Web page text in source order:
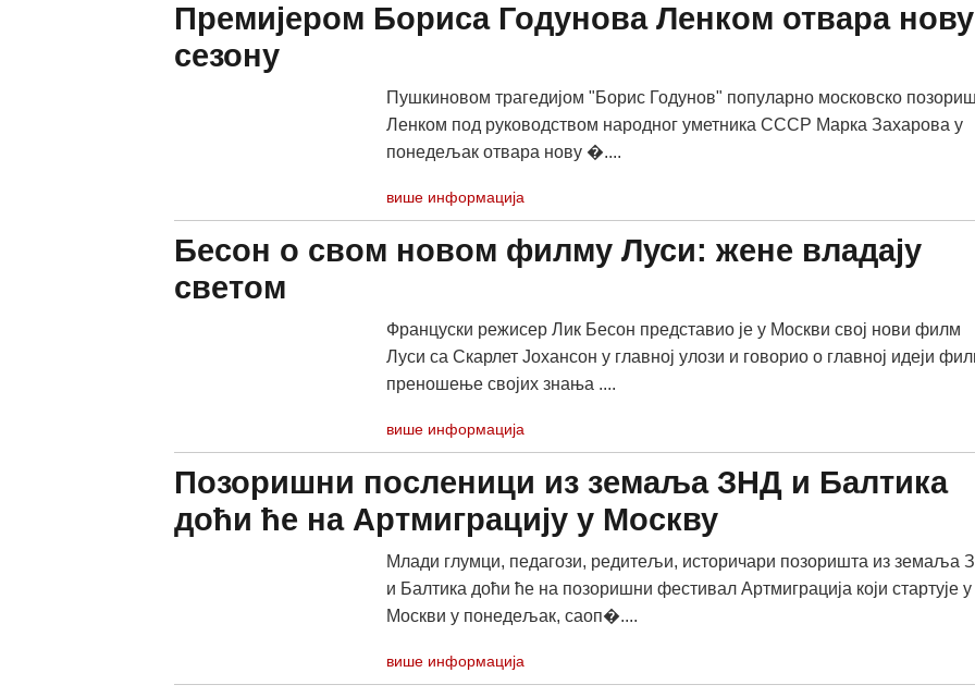
Премијером Бориса Годунова Ленком отвара нову
сезону
Пушкиновом трагедијом "Борис Годунов" популарно московско
Ленком под руководством народног уметника СССР Марка Захарова у
понедељак отвара нову �....
више информација
Бесон о свом новом филму Луси: жене владају
светом
Француски режисер Лик Бесон представио је у Москви свој нови филм
Луси са Скарлет Јохансон у главној улози и говорио о главној идеји
преношење својих знања ....
више информација
Позоришни посленици из земаља ЗНД и Балтика
доћи ће на Артмиграцију у Москву
Млади глумци, педагози, редитељи, историчари позоришта из земаља
и Балтика доћи ће на позоришни фестивал Артмиграција који стартује у
Москви у понедељак, саоп�....
више информација